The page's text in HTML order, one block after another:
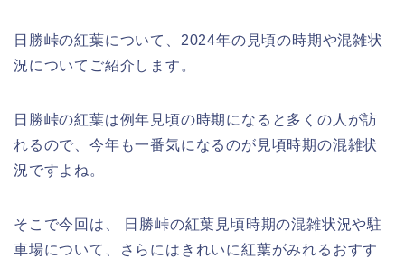
日勝峠の紅葉について、2024年の見頃の時期や混雑状
況についてご紹介します。
日勝峠の紅葉は例年見頃の時期になると多くの人が訪
れるので、今年も一番気になるのが見頃時期の混雑状
況ですよね。
そこで今回は、 日勝峠の紅葉見頃時期の混雑状況や駐
車場について、さらにはきれいに紅葉がみれるおすす